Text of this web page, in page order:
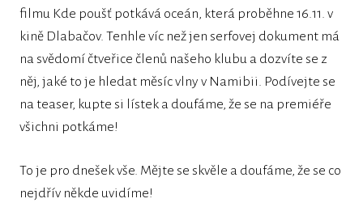
filmu Kde poušť potkává oceán, která proběhne 16.11. v
kině Dlabačov. Tenhle víc než jen serfovej dokument má
na svědomí čtveřice členů našeho klubu a dozvíte se z
něj, jaké to je hledat měsíc vlny v Namibii. Podívejte se
na teaser, kupte si lístek a doufáme, že se na premiéře
všichni potkáme!
To je pro dnešek vše. Mějte se skvěle a doufáme, že se co
nejdřív někde uvidíme!